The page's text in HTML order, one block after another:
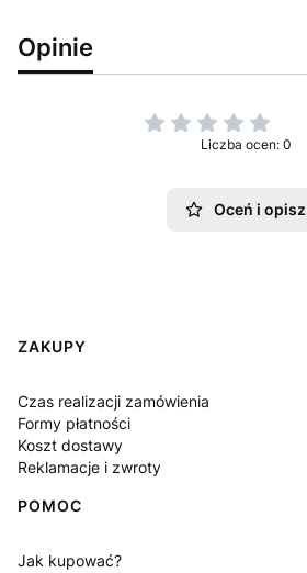
Opinie
Liczba ocen: 0
Oceń i opisz
Linki w stopce
ZAKUPY
Czas realizacji zamówienia
Formy płatności
Koszt dostawy
Reklamacje i zwroty
POMOC
Jak kupować?